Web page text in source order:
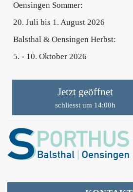
Oensingen Sommer:
20. Juli bis 1. August 2026
Balsthal & Oensingen Herbst:
5. - 10. Oktober 2026
Jetzt geöffnet
schliesst um 14:00h